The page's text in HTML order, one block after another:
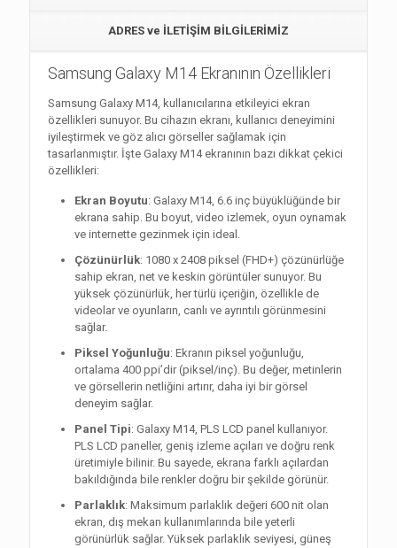
ADRES ve İLETİŞİM BİLGİLERİMİZ
Samsung Galaxy M14 Ekranının Özellikleri
Samsung Galaxy M14, kullanıcılarına etkileyici ekran
özellikleri sunuyor. Bu cihazın ekranı, kullanıcı deneyimini
iyileştirmek ve göz alıcı görseller sağlamak için
tasarlanmıştır. İşte Galaxy M14 ekranının bazı dikkat çekici
özellikleri:
Ekran Boyutu: Galaxy M14, 6.6 inç büyüklüğünde bir
ekrana sahip. Bu boyut, video izlemek, oyun oynamak
ve internette gezinmek için ideal.
Çözünürlük: 1080 x 2408 piksel (FHD+) çözünürlüğe
sahip ekran, net ve keskin görüntüler sunuyor. Bu
yüksek çözünürlük, her türlü içeriğin, özellikle de
videolar ve oyunların, canlı ve ayrıntılı görünmesini
sağlar.
Piksel Yoğunluğu: Ekranın piksel yoğunluğu,
ortalama 400 ppi’dir (piksel/inç). Bu değer, metinlerin
ve görsellerin netliğini artırır, daha iyi bir görsel
deneyim sağlar.
Panel Tipi: Galaxy M14, PLS LCD panel kullanıyor.
PLS LCD paneller, geniş izleme açıları ve doğru renk
üretimiyle bilinir. Bu sayede, ekrana farklı açılardan
bakıldığında bile renkler doğru bir şekilde görünür.
Parlaklık: Maksimum parlaklık değeri 600 nit olan
ekran, dış mekan kullanımlarında bile yeterli
görünürlük sağlar. Yüksek parlaklık seviyesi, güneş